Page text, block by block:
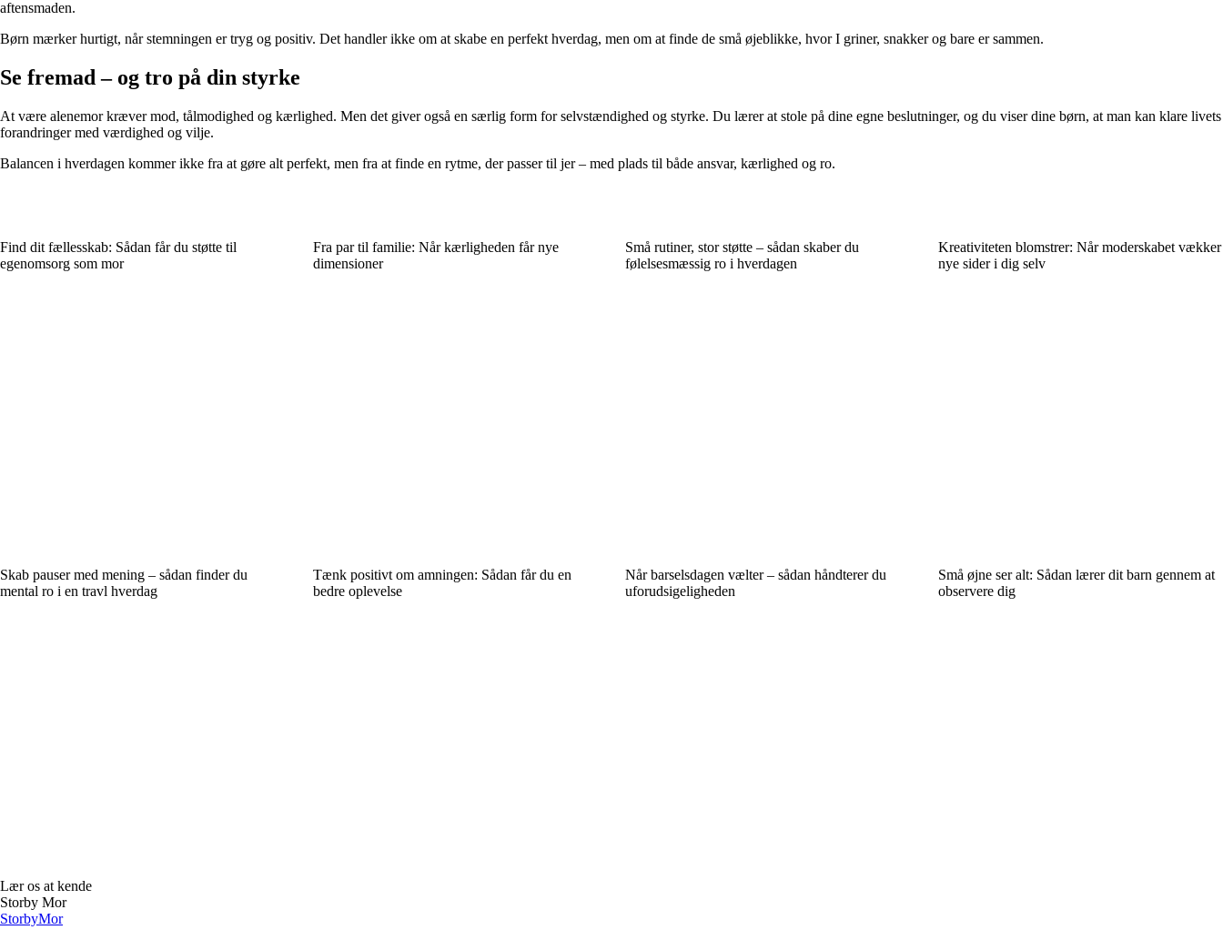
aftensmaden.
Børn mærker hurtigt, når stemningen er tryg og positiv. Det handler ikke om at skabe en perfekt hverdag, men om at finde de små øjeblikke, hvor I griner, snakker og bare er sammen.
Se fremad – og tro på din styrke
At være alenemor kræver mod, tålmodighed og kærlighed. Men det giver også en særlig form for selvstændighed og styrke. Du lærer at stole på dine egne beslutninger, og du viser dine børn, at man kan klare livets
forandringer med værdighed og vilje.
Balancen i hverdagen kommer ikke fra at gøre alt perfekt, men fra at finde en rytme, der passer til jer – med plads til både ansvar, kærlighed og ro.
Find dit fællesskab: Sådan får du støtte til
egenomsorg som mor
Fra par til familie: Når kærligheden får nye
dimensioner
Små rutiner, stor støtte – sådan skaber du
følelsesmæssig ro i hverdagen
Kreativiteten blomstrer: Når moderskabet vækker
nye sider i dig selv
Skab pauser med mening – sådan finder du
mental ro i en travl hverdag
Tænk positivt om amningen: Sådan får du en
bedre oplevelse
Når barselsdagen vælter – sådan håndterer du
uforudsigeligheden
Små øjne ser alt: Sådan lærer dit barn gennem at
observere dig
Lær os at kende
Storby Mor
StorbyMor